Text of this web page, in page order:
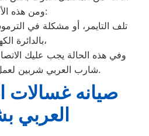
ومن هذه الأعطال:
تلف التايمر، أو مشكلة في
بالدائرة الكهربائية،
وفي هذه الحالة يجب عليك
شارب العربي شربين لعمل الإصلاحات اللازمة.
صيانه
العربي